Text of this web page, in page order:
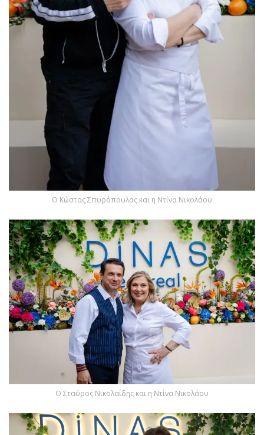
Ο Kώστας Σπυρόπουλος και η Ντίνα Νικολάου
Ο Σταύρος Νικολαίδης και η Ντίνα Νικολάου